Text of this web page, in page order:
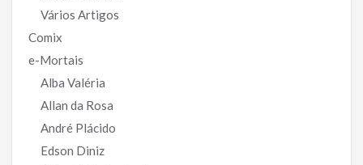
Vários Artigos
Comix
e-Mortais
Alba Valéria
Allan da Rosa
André Plácido
Edson Diniz